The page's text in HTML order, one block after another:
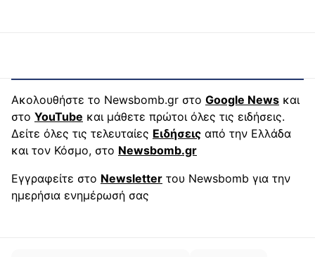
Ακολουθήστε το Newsbomb.gr στο Google News και
στο YouTube και μάθετε πρώτοι όλες τις ειδήσεις.
Δείτε όλες τις τελευταίες Ειδήσεις από την Ελλάδα
και τον Κόσμο, στο Newsbomb.gr
Εγγραφείτε στο Newsletter του Newsbomb για την
ημερήσια ενημέρωσή σας